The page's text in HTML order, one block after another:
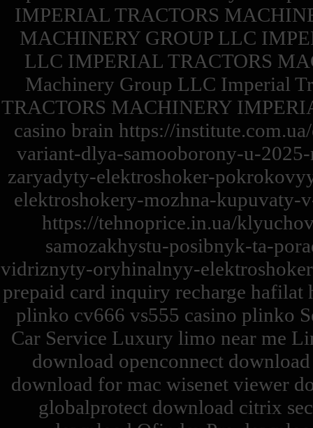
IMPERIAL TRACTORS
MACHINERY GROUP LLC
LLC IMPERIAL TRACTORS
Machinery Group LLC Imperial
TRACTORS MACHINERY
casino brain https://
variant-dlya-samooborony-u-
zaryadyty-elektroshoker-
elektroshokery-mozhna-
https://tehnoprice.in.ua/
samozakhystu-posibnyk-ta-
vidriznyty-oryhinalnyy-
prepaid card inquiry recharge
plinko cv666 vs555 casino plinko
Car Service Luxury limo near me
download openconnect
download for mac wisenet viewer
globalprotect download citrix